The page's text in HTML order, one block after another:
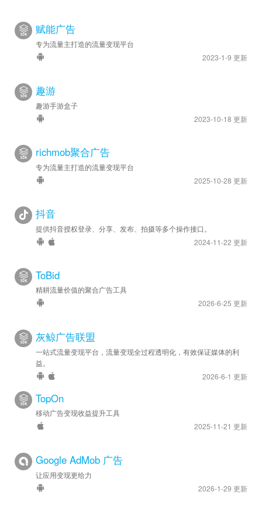
赋能广告
专为流量主打造的流量变现平台
2023-1-9 更新
趣游
趣游手游盒子
2023-10-18 更新
richmob聚合广告
专为流量主打造的流量变现平台
2025-10-28 更新
抖音
提供抖音授权登录、分享、发布、拍摄等多个操作接口。
2024-11-22 更新
ToBid
精耕流量价值的聚合广告工具
2026-6-25 更新
灰鲸广告联盟
一站式流量变现平台，流量变现全过程透明化，有效保证媒体的利
益。
2026-6-1 更新
TopOn
移动广告变现收益提升工具
2025-11-21 更新
Google AdMob 广告
让应用变现更给力
2026-1-29 更新